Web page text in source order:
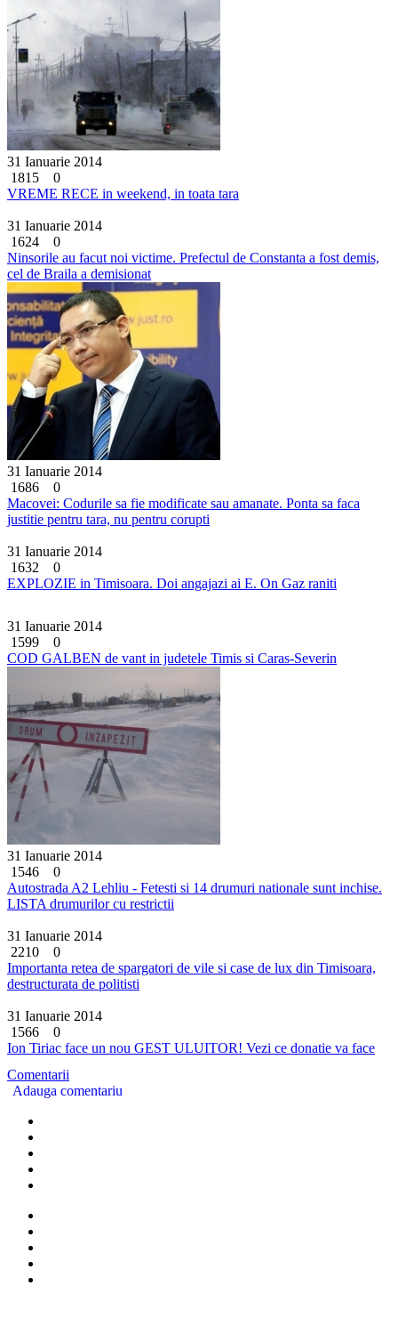
31 Ianuarie 2014
1815
0
VREME RECE in weekend, in toata tara
31 Ianuarie 2014
1624
0
Ninsorile au facut noi victime. Prefectul de Constanta a fost demis,
cel de Braila a demisionat
31 Ianuarie 2014
1686
0
Macovei: Codurile sa fie modificate sau amanate. Ponta sa faca
justitie pentru tara, nu pentru corupti
31 Ianuarie 2014
1632
0
EXPLOZIE in Timisoara. Doi angajazi ai E. On Gaz raniti
31 Ianuarie 2014
1599
0
COD GALBEN de vant in judetele Timis si Caras-Severin
31 Ianuarie 2014
1546
0
Autostrada A2 Lehliu - Fetesti si 14 drumuri nationale sunt inchise.
LISTA drumurilor cu restrictii
31 Ianuarie 2014
2210
0
Importanta retea de spargatori de vile si case de lux din Timisoara,
destructurata de politisti
31 Ianuarie 2014
1566
0
Ion Tiriac face un nou GEST ULUITOR! Vezi ce donatie va face
Comentarii
Adauga comentariu